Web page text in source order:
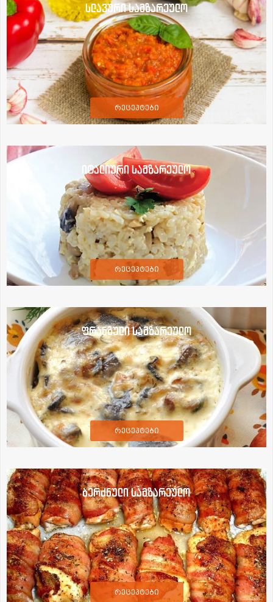
სლავური სამზარეულო
რეცეპტები
იტალიური სამზარეულო
რეცეპტები
ფრანგული სამზარეულო
რეცეპტები
ბერძნული სამზარეულო
რეცეპტები